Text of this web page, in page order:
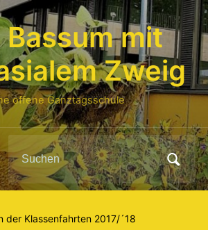
Bassum mit
Zweig
offene Ganztagsschule
Search
for:
der Klassenfahrten 2017/´18